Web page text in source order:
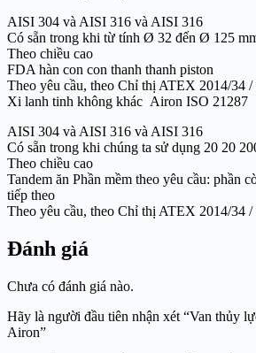
AISI 304 và AISI 316 và AISI 316
Có sẵn trong khi từ tính Ø 32 đến Ø 125
Theo chiều cao
FDA hàn con con thanh thanh piston
Theo yêu cầu, theo Chỉ thị ATEX 2014/34
Xi lanh tinh không khác Airon ISO 21287
AISI 304 và AISI 316 và AISI 316
Có sẵn trong khi chúng ta sử dụng 20 20
Theo chiều cao
Tandem ăn Phần mềm theo yêu cầu: phần
tiếp theo
Theo yêu cầu, theo Chỉ thị ATEX 2014/34
Đánh giá
Chưa có đánh giá nào.
Hãy là người đầu tiên nhận xét “Van thủy
Airon”